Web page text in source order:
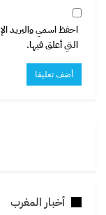
احفظ اسمي والبريد
التي أعلق فيها.
أخبار المغرب